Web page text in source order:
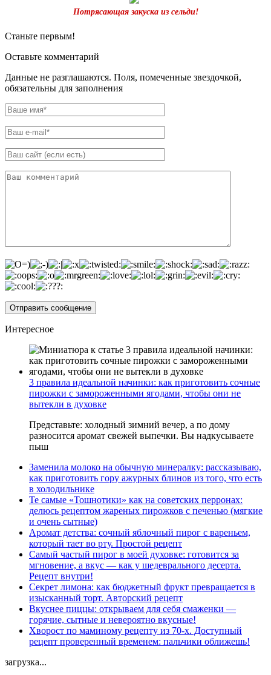
Потрясающая закуска из сельди!
Станьте первым!
Оставьте комментарий
Данные не разглашаются. Поля, помеченные звездочкой,
обязательны для заполнения
Интересное
3 правила идеальной начинки: как приготовить сочные
пирожки с замороженными ягодами, чтобы они не
вытекли в духовке
Представьте: холодный зимний вечер, а по дому
разносится аромат свежей выпечки. Вы надкусываете
пыш
Заменила молоко на обычную минералку: рассказываю,
как приготовить гору ажурных блинов из того, что есть
в холодильнике
Те самые «Тошнотики» как на советских перронах:
делюсь рецептом жареных пирожков с печенью (мягкие
и очень сытные)
Аромат детства: сочный яблочный пирог с вареньем,
который тает во рту. Простой рецепт
Самый частый пирог в моей духовке: готовится за
мгновение, а вкус — как у шедеврального десерта.
Рецепт внутри!
Секрет лимона: как бюджетный фрукт превращается в
изысканный торт. Авторский рецепт
Вкуснее пиццы: открываем для себя смаженки —
горячие, сытные и невероятно вкусные!
Хворост по маминому рецепту из 70-х. Доступный
рецепт проверенный временем: пальчики оближешь!
загрузка...